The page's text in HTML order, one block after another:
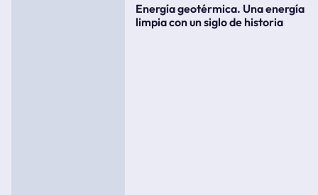
Energía geotérmica. Una energía
limpia con un siglo de historia